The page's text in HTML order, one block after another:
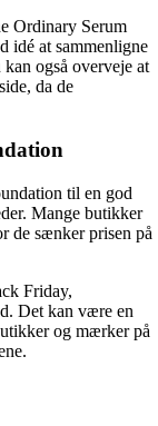
Ordinary Serum
idé at sammenligne
også overveje at
da de
til en god
Mange butikker
de sænker prisen på
Friday,
Det kan være en
og mærker på